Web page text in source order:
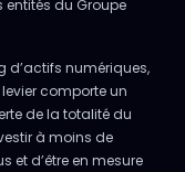
entités du Groupe
d’actifs numériques,
comporte un
de la totalité du
à moins de
et d’être en mesure